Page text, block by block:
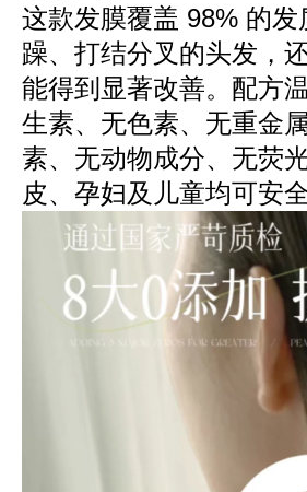
这款发膜覆盖 98% 的
躁、打结分叉的头发，
能得到显著改善。配方
生素、无色素、无重金
素、无动物成分、无荧
皮、孕妇及儿童均可安全